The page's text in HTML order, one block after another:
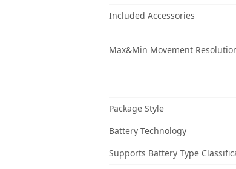
Included Accessories
Max&Min Movement
Package Style
Battery Technology
Supports Battery Type